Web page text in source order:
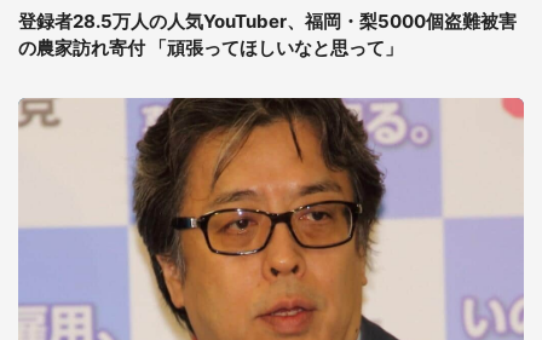
登録者28.5万人の人気YouTuber、福岡・梨5000個盗難被害
の農家訪れ寄付 「頑張ってほしいなと思って」